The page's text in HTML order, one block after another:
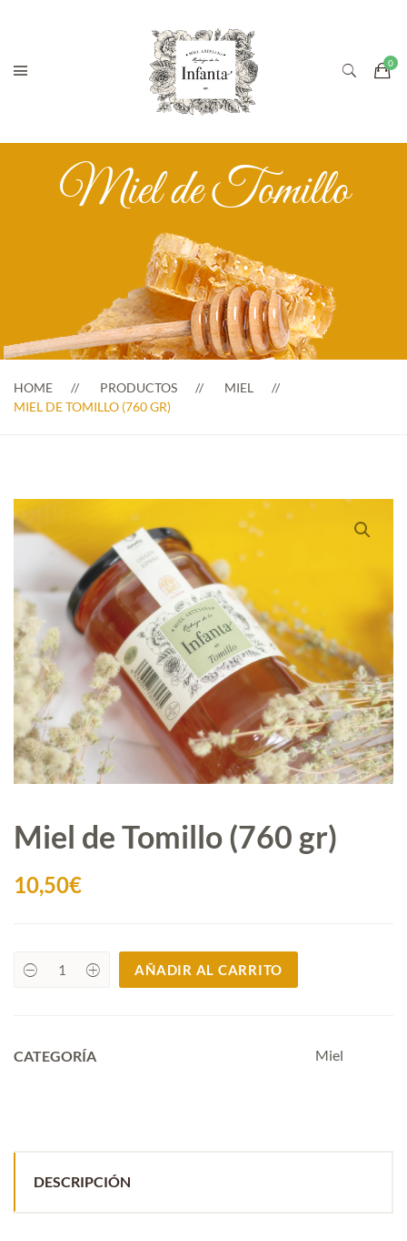
Miel de Tomillo
HOME PRODUCTOS
MIEL
MIEL DE TOMILLO (760 GR)
Miel de Tomillo (760 gr)
10,50€
Miel
quantity
AÑADIR AL CARRITO
CATEGORÍA Miel
DESCRIPCIÓN